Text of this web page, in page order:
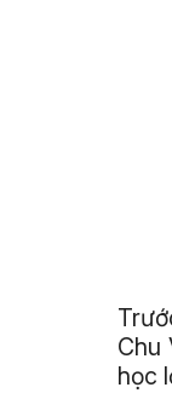
Chu
học